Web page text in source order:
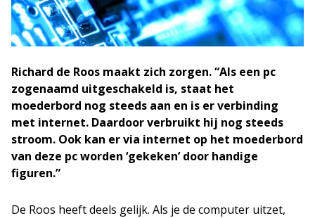
Richard de Roos maakt zich zorgen. “Als een pc
zogenaamd uitgeschakeld is, staat het
moederbord nog steeds aan en is er verbinding
met internet. Daardoor verbruikt hij nog steeds
stroom. Ook kan er via internet op het moederbord
van deze pc worden ‘gekeken’ door handige
figuren.”
De Roos heeft deels gelijk. Als je de computer uitzet,